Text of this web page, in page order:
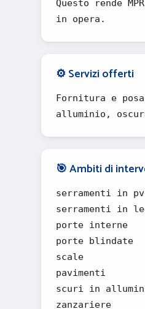
Questo rende
in opera.
⚙️ Servizi offerti
Fornitura e
alluminio,
🎯 Ambiti di
serramenti in
serramenti in
porte interne
porte blindate
scale
pavimenti
scuri in
zanzariere